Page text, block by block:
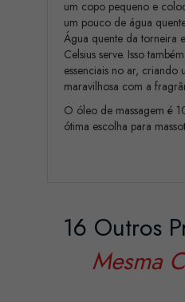
um copo pequeno e
um pouco de água
Água quente da torneira
Celsius serve. Isso
essenciais no ar, criando
maravilhosa com a
O óleo de massagem é
ótima escolha para
16 Outros
Mesma